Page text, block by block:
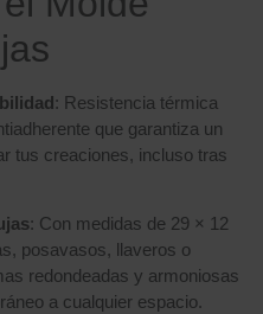
: Resistencia térmica
que garantiza un
tus creaciones, incluso tras
: Con medidas de 29 × 12
posavasos, llaveros o
redondeadas y armoniosas
a cualquier espacio.